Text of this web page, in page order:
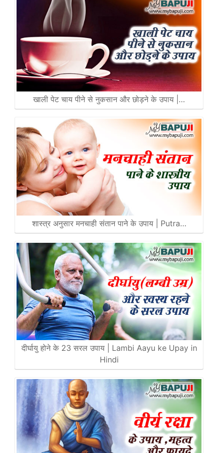
खाली पेट चाय पीने से नुकसान और छोड़ने के उपाय |…
शास्त्र अनुसार मनचाही संतान पाने के उपाय | Putra…
दीर्घायु होने के 23 सरल उपाय | Lambi Aayu ke Upay in
Hindi